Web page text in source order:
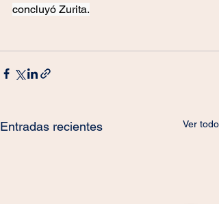
concluyó Zurita.
Entradas recientes Ver todo